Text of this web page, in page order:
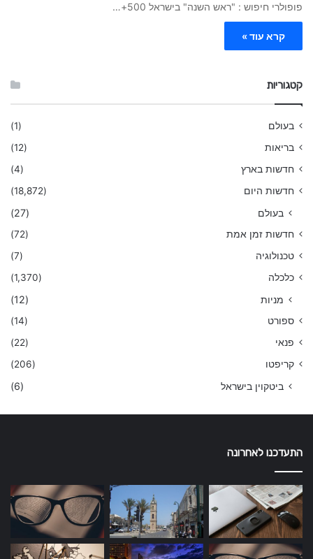
פופולרי חיפוש : "ראש השנה" בישראל 500+…
קרא עוד »
קטגוריות
בעולם
(1)
בריאות
(12)
חדשות בארץ
(4)
חדשות היום
(18,872)
בעולם (27)
חדשות זמן אמת
(72)
טכנולוגיה
(7)
כלכלה
(1,370)
מניות (12)
ספורט
(14)
פנאי
(22)
קריפטו
(206)
ביטקוין בישראל (6)
התעדכנו לאחרונה